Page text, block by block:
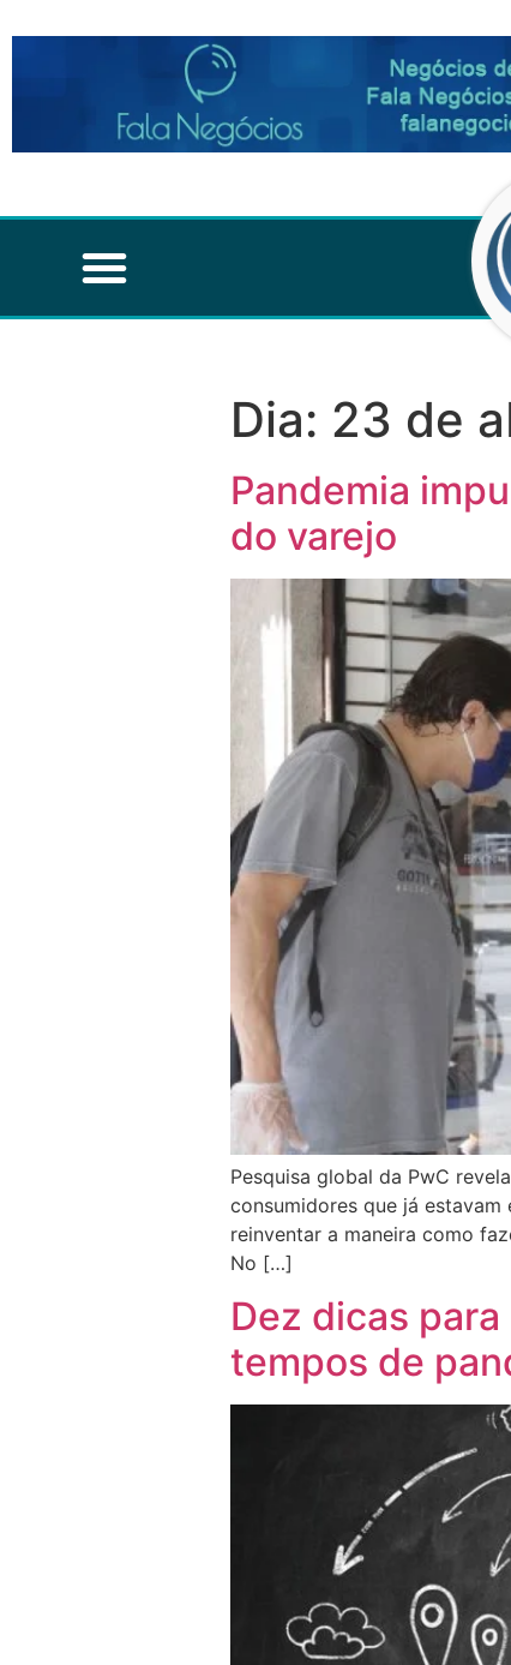
Dia: 23 de
Pandemia
do varejo
Pesquisa global da PwC
consumidores que já
reinventar a maneira como
No […]
Dez dicas
tempos de